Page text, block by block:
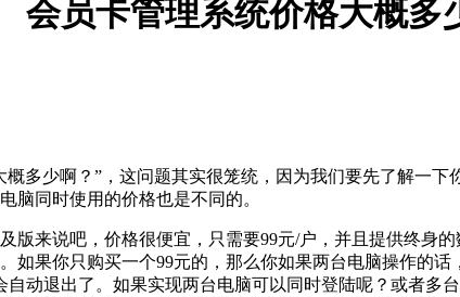
会员卡管理系统价格大概多
多少啊？”，这问题其实很笼统，因为我们要先了解一
脑同时使用的价格也是不同的。
版来说吧，价格很便宜，只需要99元/户，并且提供终身
如果你只购买一个99元的，那么你如果两台电脑操作的
动退出了。如果实现两台电脑可以同时登陆呢？或者多